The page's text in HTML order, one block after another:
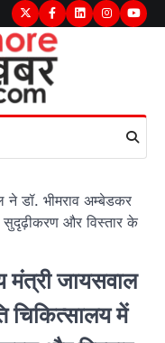
TwitterFacebook
LinkedInInstagram
डॉ. भीमराव अम्बेडकर
सुदृढ़ीकरण और विस्तार के
जायसवाल
चिकित्सालय में